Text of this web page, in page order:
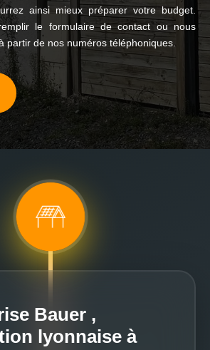
ainsi mieux préparer votre budget.
remplir le formulaire de contact ou nous
partir de nos numéros téléphoniques.
Bauer ,
lyonnaise à